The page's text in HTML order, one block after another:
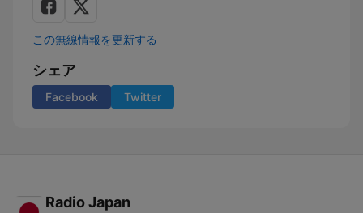
この無線情報を更新する
シェア
Facebook Twitter
Radio Japan